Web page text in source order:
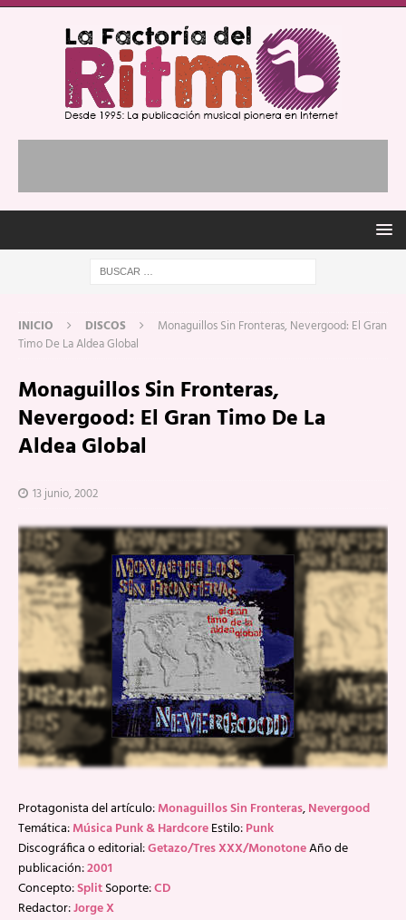
INICIO DISCOS
Monaguillos Sin Fronteras, Nevergood: El Gran
Timo De La Aldea Global
Monaguillos Sin Fronteras,
Nevergood: El Gran Timo De La
Aldea Global
13 junio, 2002
Protagonista del artículo:Monaguillos Sin Fronteras,Nevergood
Temática:Música Punk & HardcoreEstilo:Punk
Discográfica o editorial:Getazo/Tres XXX/MonotoneAño de
publicación:2001
Concepto:SplitSoporte:CD
Redactor:Jorge X